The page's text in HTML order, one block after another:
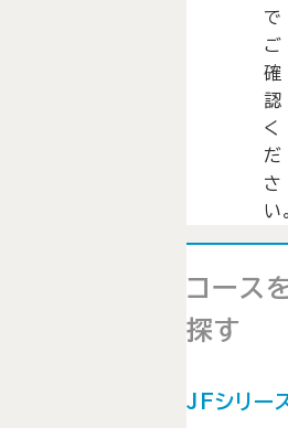
で
ご
確
認
く
だ
さ
い
コース
探す
JFシリー